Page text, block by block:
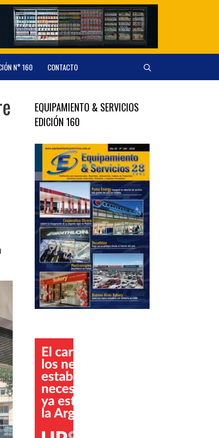
N° 160 CONTACTO
EQUIPAMIENTO & SERVICIOS
EDICIÓN 160